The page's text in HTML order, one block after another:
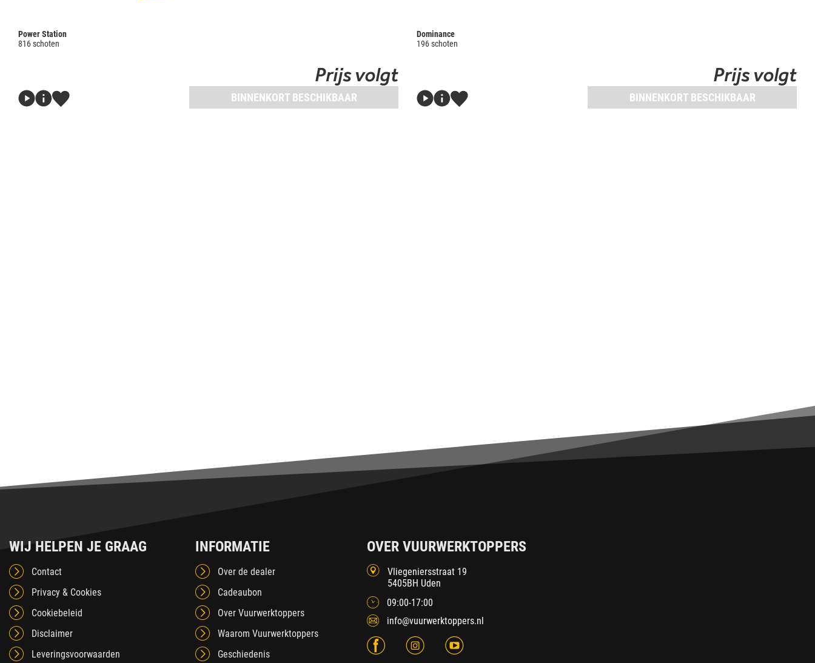
Power Station
816 schoten
Prijs volgt
BINNENKORT BESCHIKBAAR
Dominance
196 schoten
Prijs volgt
BINNENKORT BESCHIKBAAR
WIJ HELPEN JE GRAAG
Contact
Privacy & Cookies
Cookiebeleid
Disclaimer
Leveringsvoorwaarden
INFORMATIE
Over de dealer
Cadeaubon
Over Vuurwerktoppers
Waarom Vuurwerktoppers
Geschiedenis
OVER VUURWERKTOPPERS
Vliegeniersstraat 19
5405BH Uden
09:00-17:00
info@vuurwerktoppers.nl